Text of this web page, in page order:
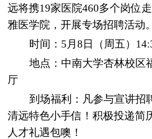
远将携19家医院460多个岗位
雅医学院，开展专场招聘活动。
时间：5月8日（周五）14
地点：中南大学杏林校区
厅
到场福利：凡参与宣讲招
清远特色小手信！积极投递简
人才礼遇包噢！